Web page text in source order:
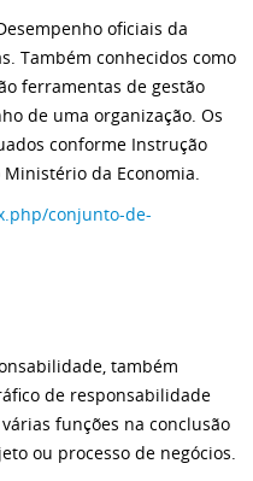
oficiais da
Também conhecidos como
ferramentas de gestão
de uma organização. Os
conforme Instrução
da Economia.
conjunto-de-
também
de responsabilidade
funções na conclusão
ou processo de negócios.